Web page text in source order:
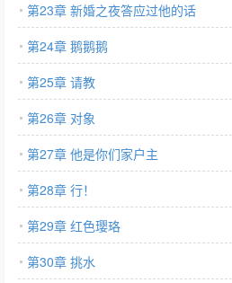
第23章 新婚之夜答应过他的话
第24章 鹅鹅鹅
第25章 请教
第26章 对象
第27章 他是你们家户主
第28章 行！
第29章 红色璎珞
第30章 挑水